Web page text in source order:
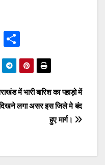
M
e
s
s
e
er
h
ar
e
में भारी बारिश का पहाड़ो में
लगा असर इस जिले मे बंद
हुए मार्ग।